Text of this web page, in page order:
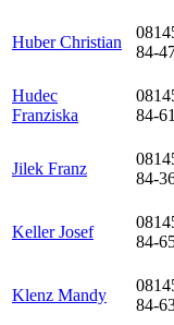
Huber Christian
84-
Hudec
Franziska
84-61
Jilek Franz
84-
Keller Josef
84-
Klenz Mandy
84-